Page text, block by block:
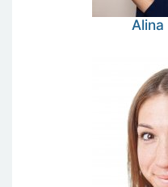
Alina